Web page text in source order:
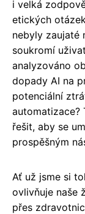
i velká
etických
nebyly zaujaté
soukromí
analyzováno
dopady AI na
potenciální
automatizace?
řešit, aby se
prospěšným
Ať už jsme si
ovlivňuje naše
přes